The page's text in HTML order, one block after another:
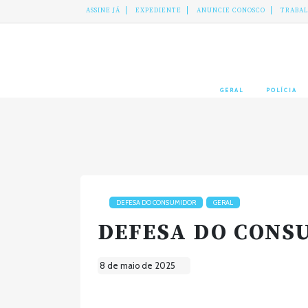
ASSINE JÁ EXPEDIENTE ANUNCIE CONOSCO
GERAL POLÍCIA
DEFESA DO CONSUMIDOR GERAL
DEFESA DO
8 de maio de 2025